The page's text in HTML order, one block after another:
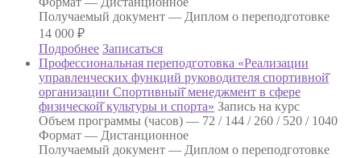
Получаемый документ — Диплом о переподготовке
14 000 ₽
Подробнее Записаться
Профессиональная переподготовка «Реализации
управленческих функций руководителя спортивной̆
организации Спортивный̆ менеджмент в сфере
физической̆ культуры и спорта» Запись на курс
Объем программы (часов) — 72 / 144 / 260 / 520 / 1040
Формат — Дистанционное
Получаемый документ — Диплом о переподготовке